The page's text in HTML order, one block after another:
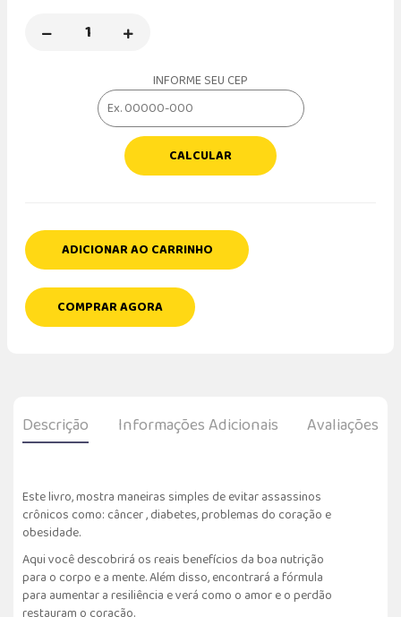
INFORME SEU CEP
CALCULAR
ADICIONAR AO CARRINHO
COMPRAR AGORA
Descrição Informações Adicionais Avaliações
Este livro, mostra maneiras simples de evitar assassinos
crônicos como: câncer , diabetes, problemas do coração e
obesidade.
Aqui você descobrirá os reais benefícios da boa nutrição
para o corpo e a mente. Além disso, encontrará a fórmula
para aumentar a resiliência e verá como o amor e o perdão
restauram o coração.